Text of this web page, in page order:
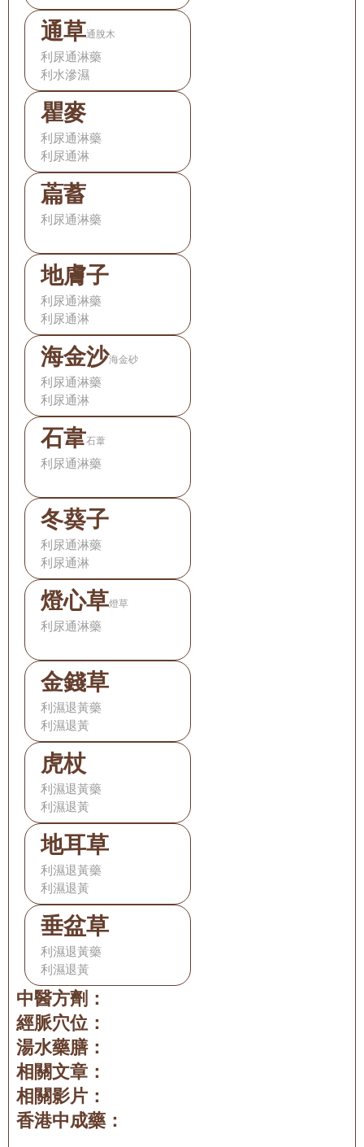
通草通脫木
利尿通淋藥
利水滲濕
瞿麥
利尿通淋藥
利尿通淋
萹蓄
利尿通淋藥
地膚子
利尿通淋藥
利尿通淋
海金沙海金砂
利尿通淋藥
利尿通淋
石韋石葦
利尿通淋藥
冬葵子
利尿通淋藥
利尿通淋
燈心草燈草
利尿通淋藥
金錢草
利濕退黃藥
利濕退黃
虎杖
利濕退黃藥
利濕退黃
地耳草
利濕退黃藥
利濕退黃
垂盆草
利濕退黃藥
利濕退黃
中醫方劑：
經脈穴位：
湯水藥膳：
相關文章：
相關影片：
香港中成藥：